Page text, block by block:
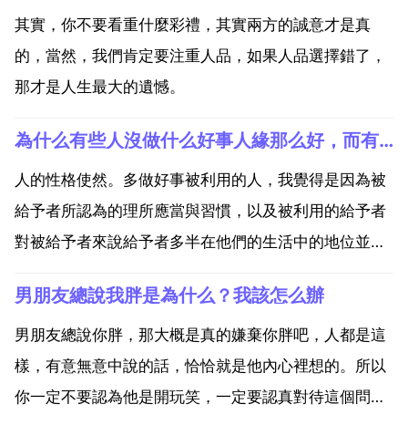
其實，你不要看重什麼彩禮，其實兩方的誠意才是真
的，當然，我們肯定要注重人品，如果人品選擇錯了，
那才是人生最大的遺憾。
為什么有些人沒做什么好事人緣那么好，而有些人無論做什么再多再好的事情別人都利用他遠離那個人為
人的性格使然。多做好事被利用的人，我覺得是因為被
給予者所認為的理所應當與習慣，以及被利用的給予者
對被給予者來說給予者多半在他們的生活中的地位並不
既不重要有有利可圖，自然會被利用。倘若只是偶爾給
予一些恩惠，反而會比前者更令人受觸動吧 有能力唄，
如果你沒能...
男朋友總說我胖是為什么？我該怎么辦
男朋友總說你胖，那大概是真的嫌棄你胖吧，人都是這
樣，有意無意中說的話，恰恰就是他內心裡想的。所以
你一定不要認為他是開玩笑，一定要認真對待這個問